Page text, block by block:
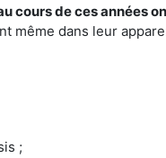
cours de ces années
même dans leur
;